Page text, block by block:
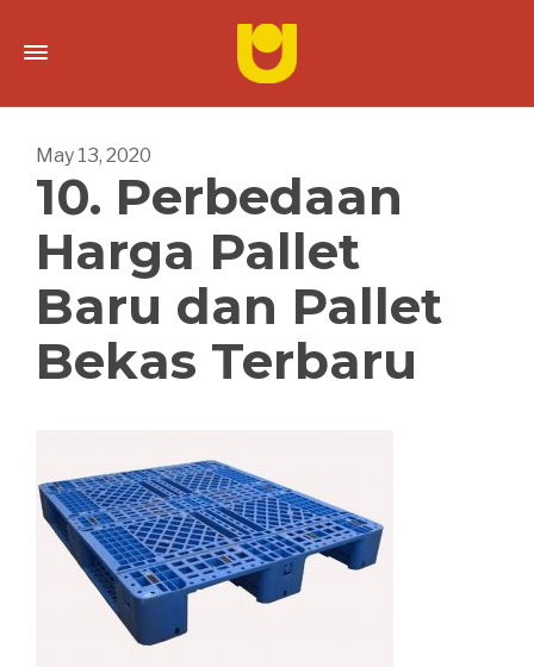
May 13, 2020
10. Perbedaan
Harga Pallet
Baru dan Pallet
Bekas Terbaru